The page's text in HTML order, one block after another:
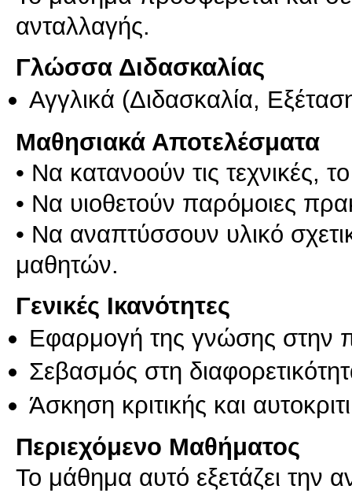
ανταλλαγής.
Γλώσσα Διδασκαλίας
Αγγλικά (Διδασκαλία,
Μαθησιακά Αποτελέσματα
• Να κατανοούν τις τεχνικές,
• Να υιοθετούν παρόμοιες
• Να αναπτύσσουν υλικό
Γενικές Ικανότητες
Εφαρμογή της γνώσης στην
Σεβασμός στη
Άσκηση κριτικής και
Περιεχόμενο Μαθήματος
Το μάθημα αυτό εξετάζει την